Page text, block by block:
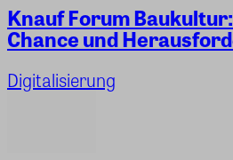
Knauf Forum
Chance und
Digitalisierung